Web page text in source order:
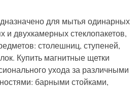
для мытья одинарных
и двухкамерных стеклопакетов,
столешниц, ступеней,
Купить магнитные щетки
ухода за различными
барными стойками,